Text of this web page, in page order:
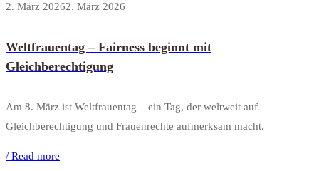
2. März 20262. März 2026
Weltfrauentag – Fairness beginnt mit
Gleichberechtigung
Am 8. März ist Weltfrauentag – ein Tag, der weltweit auf
Gleichberechtigung und Frauenrechte aufmerksam macht.
/ Read more